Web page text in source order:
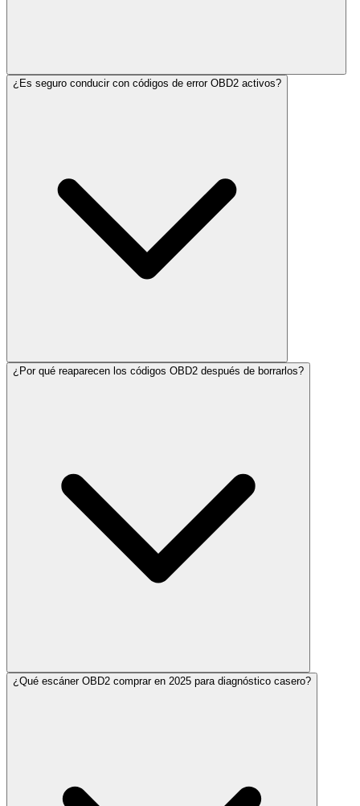
¿Es seguro conducir con códigos de error OBD2 activos?
¿Por qué reaparecen los códigos OBD2 después de borrarlos?
¿Qué escáner OBD2 comprar en 2025 para diagnóstico casero?